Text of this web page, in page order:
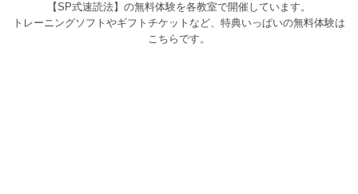
【SP式速読法】の無料体験を各教室で開催しています。
トレーニングソフトやギフトチケットなど、特典いっぱいの無料体験は
こちらです。